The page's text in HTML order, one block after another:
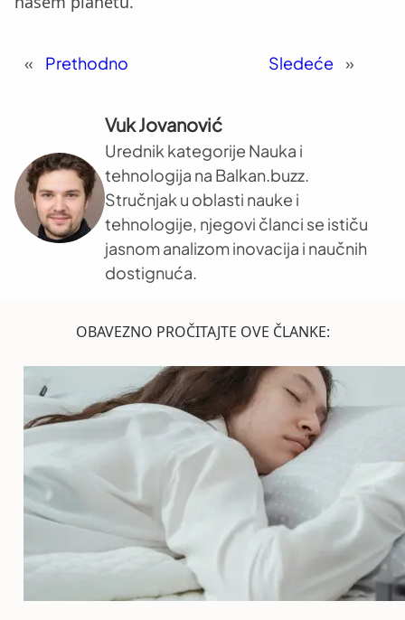
« Prethodno Sledeće »
Vuk Jovanović
Urednik kategorije Nauka i
tehnologija na Balkan.buzz.
Stručnjak u oblasti nauke i
tehnologije, njegovi članci se ističu
jasnom analizom inovacija i naučnih
dostignuća.
OBAVEZNO PROČITAJTE OVE ČLANKE: